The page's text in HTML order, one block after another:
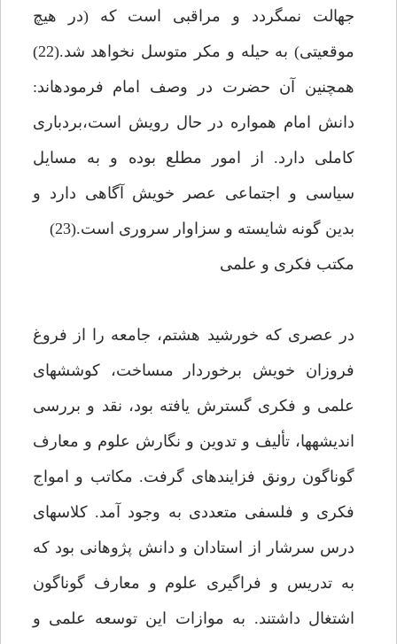
جهالت نمى‏گردد و مراقبى است كه (در هيچ
موقعيتى) به حيله و مكر متوسل نخواهد شد.(22)
همچنين آن حضرت در وصف امام فرموده‏اند:
دانش امام همواره در حال رويش است،بردبارى
كاملى دارد. از امور مطلع بوده و به مسايل
سياسى و اجتماعى عصر خويش آگاهى دارد و
بدين گونه شايسته و سزاوار سرورى است.(23)
مكتب فكرى و علمى‏
در عصرى كه خورشيد هشتم، جامعه را از فروغ
فروزان خويش برخوردار مى‏ساخت، كوشش‏هاى
علمى و فكرى گسترش يافته بود، نقد و بررسى
انديشه‏ها، تأليف و تدوين و نگارش علوم و معارف
گوناگون رونق فزاينده‏اى گرفت. مكاتب و امواج
فكرى و فلسفى متعددى به وجود آمد. كلاس‏هاى
درس سرشار از استادان و دانش پژوهانى بود كه
به تدريس و فراگيرى علوم و معارف گوناگون
اشتغال داشتند. به موازات اين توسعه علمى و